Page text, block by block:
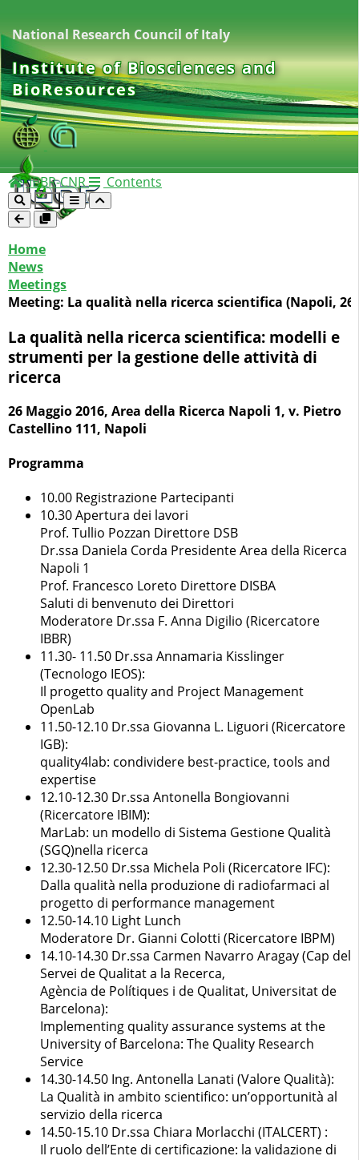
National Research Council of Italy
Institute of Biosciences and
BioResources
IBBR-CNR Contents
Home
News
Meetings
Meeting: La qualità nella ricerca scientifica (Napoli,
La qualità nella ricerca scientifica: modelli e
strumenti per la gestione delle attività di
ricerca
26 Maggio 2016, Area della Ricerca Napoli 1, v. Pietro
Castellino 111, Napoli
Programma
10.00 Registrazione Partecipanti
10.30 Apertura dei lavori
Prof. Tullio Pozzan Direttore DSB
Dr.ssa Daniela Corda Presidente Area della Ricerca
Napoli 1
Prof. Francesco Loreto Direttore DISBA
Saluti di benvenuto dei Direttori
Moderatore Dr.ssa F. Anna Digilio (Ricercatore
IBBR)
11.30- 11.50 Dr.ssa Annamaria Kisslinger
(Tecnologo IEOS):
Il progetto quality and Project Management
OpenLab
11.50-12.10 Dr.ssa Giovanna L. Liguori (Ricercatore
IGB):
quality4lab: condividere best-practice, tools and
expertise
12.10-12.30 Dr.ssa Antonella Bongiovanni
(Ricercatore IBIM):
MarLab: un modello di Sistema Gestione Qualità
(SGQ)nella ricerca
12.30-12.50 Dr.ssa Michela Poli (Ricercatore IFC):
Dalla qualità nella produzione di radiofarmaci al
progetto di performance management
12.50-14.10 Light Lunch
Moderatore Dr. Gianni Colotti (Ricercatore IBPM)
14.10-14.30 Dr.ssa Carmen Navarro Aragay (Cap del
Servei de Qualitat a la Recerca,
Agència de Polítiques i de Qualitat, Universitat de
Barcelona):
Implementing quality assurance systems at the
University of Barcelona: The Quality Research
Service
14.30-14.50 Ing. Antonella Lanati (Valore Qualità):
La Qualità in ambito scientifico: un’opportunità al
servizio della ricerca
14.50-15.10 Dr.ssa Chiara Morlacchi (ITALCERT) :
Il ruolo dell’Ente di certificazione: la validazione di